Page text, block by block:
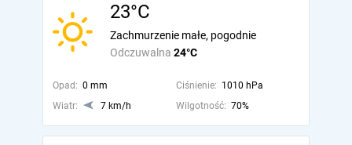
23°C
Odczuwalna 24°C
Zachmurzenie małe, pogodnie
Opad: 0 mm Ciśnienie: 1010 hPa
Wiatr:
7 km/h Wilgotność: 70%